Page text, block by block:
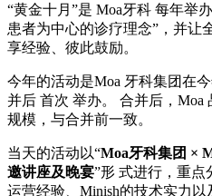
“黄金十月 ”是 Moa牙科 每年举办
患者为中心的诊疗理念”， 并让
享经验 、彼此鼓励。
今年的活动是Moa 牙科集团在
并后 首次 举办。 合并后， Moa
规模， 与合并前一致。
当天的活动 以“Moa牙科集团 ×
邀讲座及 晚宴”形 式进行，重点
运营经验
Minish的技术实力以